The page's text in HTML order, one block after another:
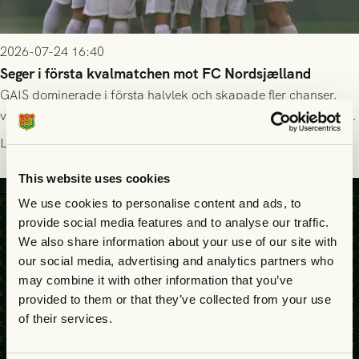
This website uses cookies
We use cookies to personalise content and ads, to
provide social media features and to analyse our traffic.
We also share information about your use of our site with
our social media, advertising and analytics partners who
may combine it with other information that you’ve
provided to them or that they’ve collected from your use
of their services.
2026-07-24 16:40
Seger i första kvalmatchen mot FC Nordsjælland
GAIS dominerade i första halvlek och skapade fler chanser,
välförtjänt fick de in ett ledningsmål strax innan halvtid. Efter
halvtidsvilan sjönk tempot när Nordsjälland tilläts ha mer av
seger! Matchfoto: Mikael Josefsson & Lasse Ekström
Läs mer